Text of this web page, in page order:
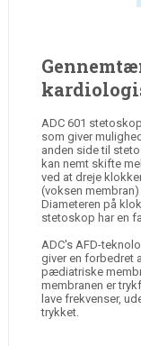
ADC 601
som giver
anden side til
kan nemt skifte
ved at dreje
(voksen
Diameteren på
stetoskop har en
ADC's AFD-
giver en forbedret
pædiatriske
membranen er
lave frekvenser,
trykket.